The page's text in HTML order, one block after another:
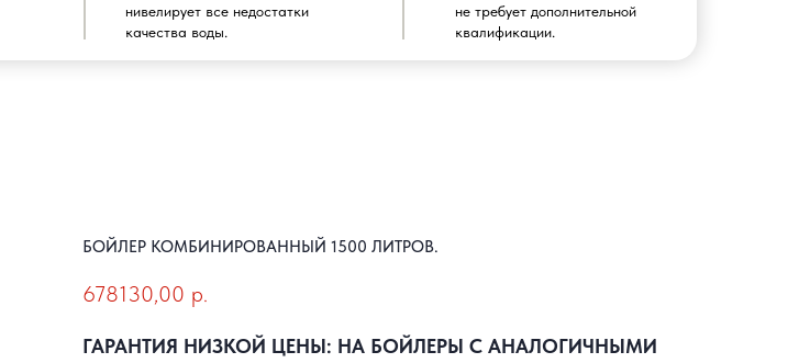
нивелирует все недостатки
качества воды.
не требует дополнительной
квалификации.
БОЙЛЕР КОМБИНИРОВАННЫЙ 1500 ЛИТРОВ.
678130,00 р.
ГАРАНТИЯ НИЗКОЙ ЦЕНЫ: НА БОЙЛЕРЫ С АНАЛОГИЧНЫМИ